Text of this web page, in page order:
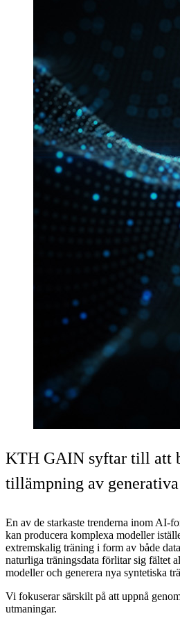
KTH GAIN syftar till att
tillämpning av
En av de starkaste trenderna inom AI-
kan producera komplexa modeller
extremskalig träning i form av både
naturliga träningsdata förlitar sig fältet
modeller och generera nya syntetiska
Vi fokuserar särskilt på att uppnå
utmaningar.